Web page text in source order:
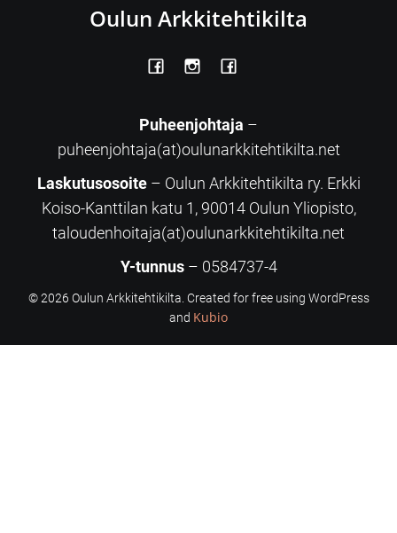
Oulun Arkkitehtikilta
Puheenjohtaja –
puheenjohtaja(at)oulunarkkitehtikilta.net
Laskutusosoite– Oulun Arkkitehtikilta ry. Erkki
Koiso-Kanttilan katu 1, 90014 Oulun Yliopisto,
taloudenhoitaja(at)oulunarkkitehtikilta.net
Y-tunnus – 0584737-4
© 2026 Oulun Arkkitehtikilta. Created for free using WordPress
and Kubio